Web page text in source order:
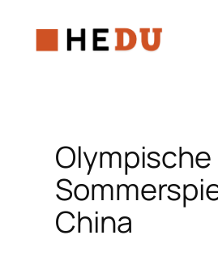
Inhalt
springen
Olympische
China